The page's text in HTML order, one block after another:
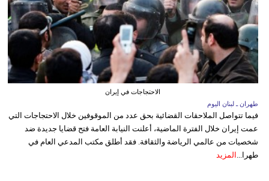
الاحتجاجات في إيران
طهران ـ لبنان اليوم
فيما تتواصل الملاحقات القضائية بحق عدد من الموقوفين خلال الاحتجاجات التي
عمت إيران خلال الفترة الماضية، أعلنت النيابة العامة فتح قضايا جديدة ضد
شخصيات من عالمي الرياضة والثقافة. فقد أطلق مكتب المدعي العام في
طهرا... المزيد